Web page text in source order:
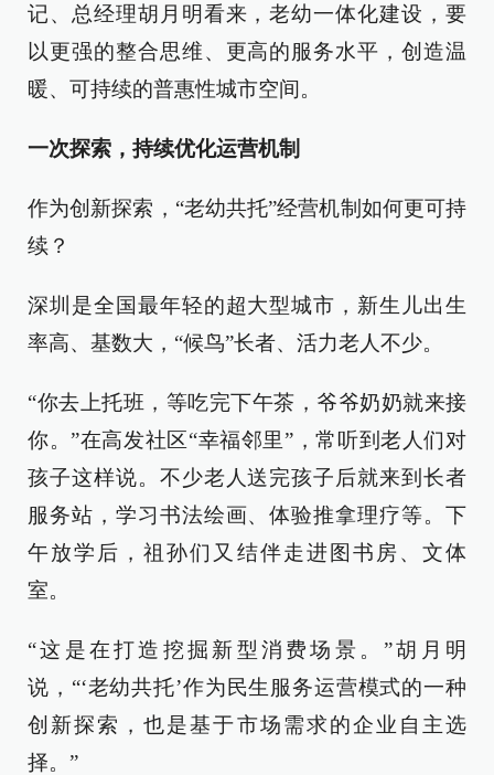
记、总经理胡月明看来，老幼一体化建设，要
以更强的整合思维、更高的服务水平，创造温
暖、可持续的普惠性城市空间。
一次探索，持续优化运营机制
作为创新探索，“老幼共托”经营机制如何更可持
续？
深圳是全国最年轻的超大型城市，新生儿出生
率高、基数大，“候鸟”长者、活力老人不少。
“你去上托班，等吃完下午茶，爷爷奶奶就来接
你。”在高发社区“幸福邻里”，常听到老人们对
孩子这样说。不少老人送完孩子后就来到长者
服务站，学习书法绘画、体验推拿理疗等。下
午放学后，祖孙们又结伴走进图书房、文体
室。
“这是在打造挖掘新型消费场景。”胡月明
说，“‘老幼共托’作为民生服务运营模式的一种
创新探索，也是基于市场需求的企业自主选
择。”